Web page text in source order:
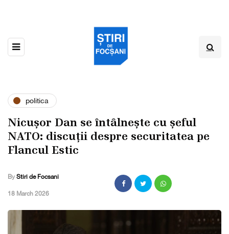
politica
Nicușor Dan se întâlnește cu șeful
NATO: discuții despre securitatea pe
Flancul Estic
By Stiri de Focsani
,18 March 2026